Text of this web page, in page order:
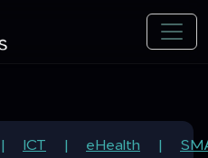
ICT eHealth